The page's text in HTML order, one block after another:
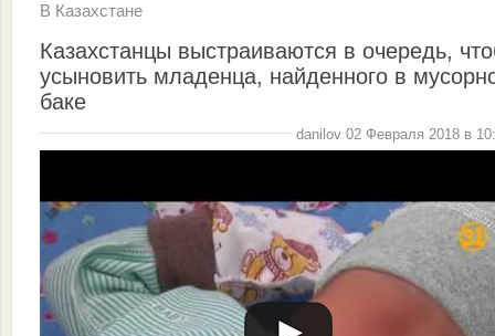
В Казахстане
Казахстанцы выстраиваются в очередь,
усыновить младенца, найденного в
баке
danilov 02 Февраля 2018 в